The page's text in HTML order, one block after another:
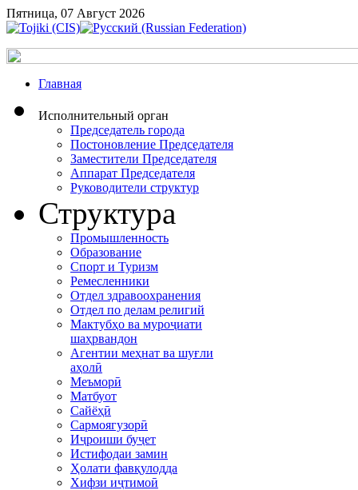
Пятница, 07 Август 2026
Главная
Исполнительный орган
Председатель города
Постоновление Председателя
Заместители Председателя
Аппарат Председателя
Руководители структур
Структура
Промышленность
Образование
Спорт и Туризм
Ремесленники
Отдел здравоохранения
Отдел по делам религий
Мактубҳо ва муроҷиати
шаҳрвандон
Агентии меҳнат ва шуғли
аҳолӣ
Меъморӣ
Матбуот
Сайёҳӣ
Сармоягузорӣ
Иҷроиши буҷет
Истифодаи замин
Ҳолати фавқулодда
Хифзи иҷтимоӣ